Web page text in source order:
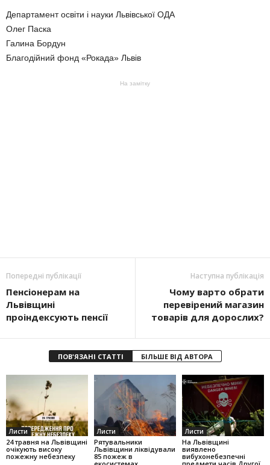
Департамент освіти і науки Львівської ОДА
Олег Паска
Галина Бордун
Благодійний фонд «Рокада» Львів
На замітку
Попередні публікації
Пенсіонерам на
Львівщині
проіндексують пенсії
Наступна публікація
Чому варто обрати
перевірений магазин
товарів для дорослих?
ПОВ'ЯЗАНІ СТАТТІ БІЛЬШЕ ВІД АВТОРА
Листи
24 травня на Львівщині
очікують високу
пожежну небезпеку
Листи
Рятувальники
Львівщини ліквідували
85 пожеж в
Листи
На Львівщині
виявлено
вибухонебезпечні